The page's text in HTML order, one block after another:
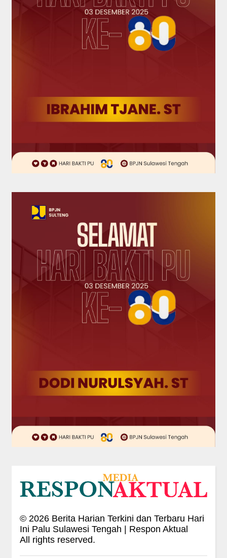
© 2026Berita Harian Terkini dan Terbaru Hari
Ini Palu Sulawesi Tengah | Respon Aktual
All rights reserved.